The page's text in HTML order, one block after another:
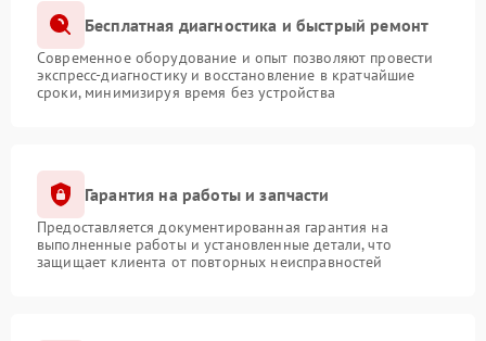
Бесплатная диагностика и быстрый ремонт
Современное оборудование и опыт позволяют провести
экспресс-диагностику и восстановление в кратчайшие
сроки, минимизируя время без устройства
Гарантия на работы и запчасти
Предоставляется документированная гарантия на
выполненные работы и установленные детали, что
защищает клиента от повторных неисправностей